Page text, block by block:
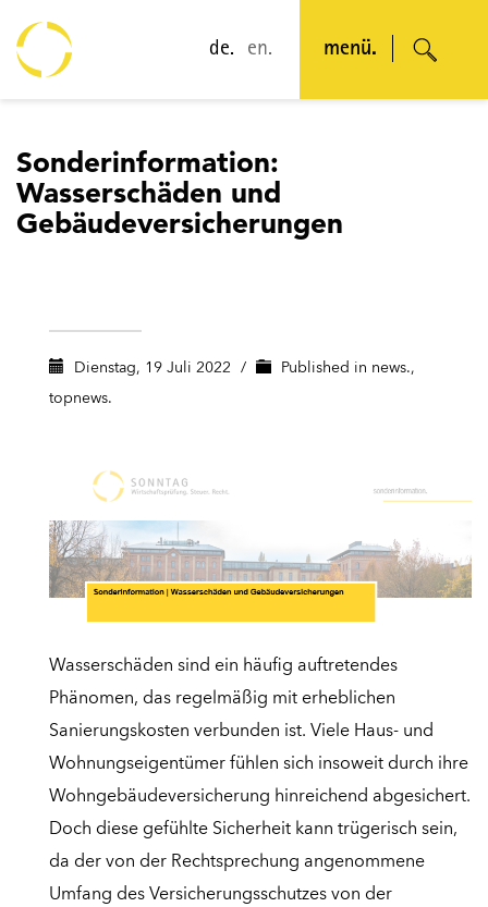
de. en. menü.
Sonderinformation:
Wasserschäden und
Gebäudeversicherungen
Dienstag, 19 Juli 2022 / Published in news.,
topnews.
Wasserschäden sind ein häufig auftretendes
Phänomen, das regelmäßig mit erheblichen
Sanierungskosten verbunden ist. Viele Haus- und
Wohnungseigentümer fühlen sich insoweit durch ihre
Wohngebäudeversicherung hinreichend abgesichert.
Doch diese gefühlte Sicherheit kann trügerisch sein,
da der von der Rechtsprechung angenommene
Umfang des Versicherungsschutzes von der